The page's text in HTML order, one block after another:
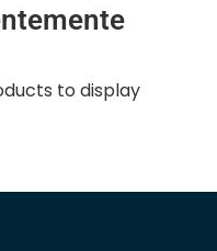
to display